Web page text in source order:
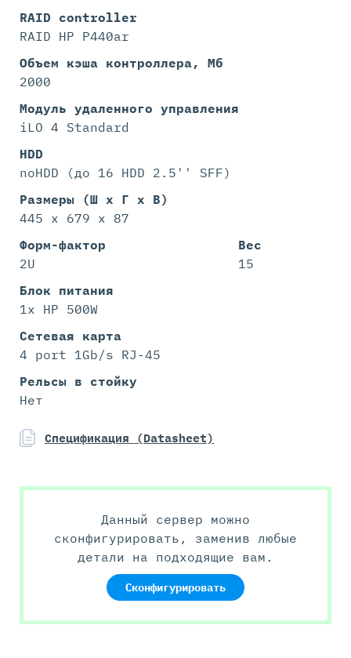
RAID controller
RAID HP P440ar
Объем кэша контроллера, Мб
2000
Модуль удаленного управления
iLO 4 Standard
HDD
noHDD (до 16 HDD 2.5'' SFF)
Размеры (Ш х Г х В)
445 x 679 x 87
Форм-фактор
2U
Вес
15
Блок питания
1x HP 500W
Сетевая карта
4 port 1Gb/s RJ-45
Рельсы в стойку
Нет
Спецификация (Datasheet)
Данный сервер можно
сконфигурировать, заменив любые
детали на подходящие вам.
Сконфигурировать